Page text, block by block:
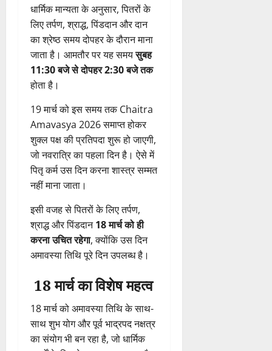
धार्मिकमान्यताकेअनुसार,पितरोंके
लिएतर्पण,श्राद्ध,पिंडदानऔरदान
काश्रेष्ठसमयदोपहरकेदौरानमाना
जाताहै। आमतौरपरयहसमयसुबह
11:30बजेसेदोपहर2:30बजेतक
होताहै।
19मार्चकोइससमयतक Chaitra
Amavasya 2026समाप्तहोकर
शुक्लपक्षकीप्रतिपदाशुरूहोजाएगी,
जोनवरात्रिकापहलादिनहै।ऐसेमें
पितृकर्मउसदिनकरनाशास्त्रसम्मत
नहींमानाजाता।
इसीवजहसेपितरोंकेलिएतर्पण,
श्राद्धऔरपिंडदान18मार्चकोही
करनाउचितरहेगा,क्योंकिउसदिन
अमावस्यातिथिपूरेदिनउपलब्धहै।
18मार्चकाविशेषमहत्व
18मार्चकोअमावस्यातिथिकेसाथ-
साथशुभयोगऔरपूर्वभाद्रपदनक्षत्र
कासंयोगभीबनरहाहै,जोधार्मिक